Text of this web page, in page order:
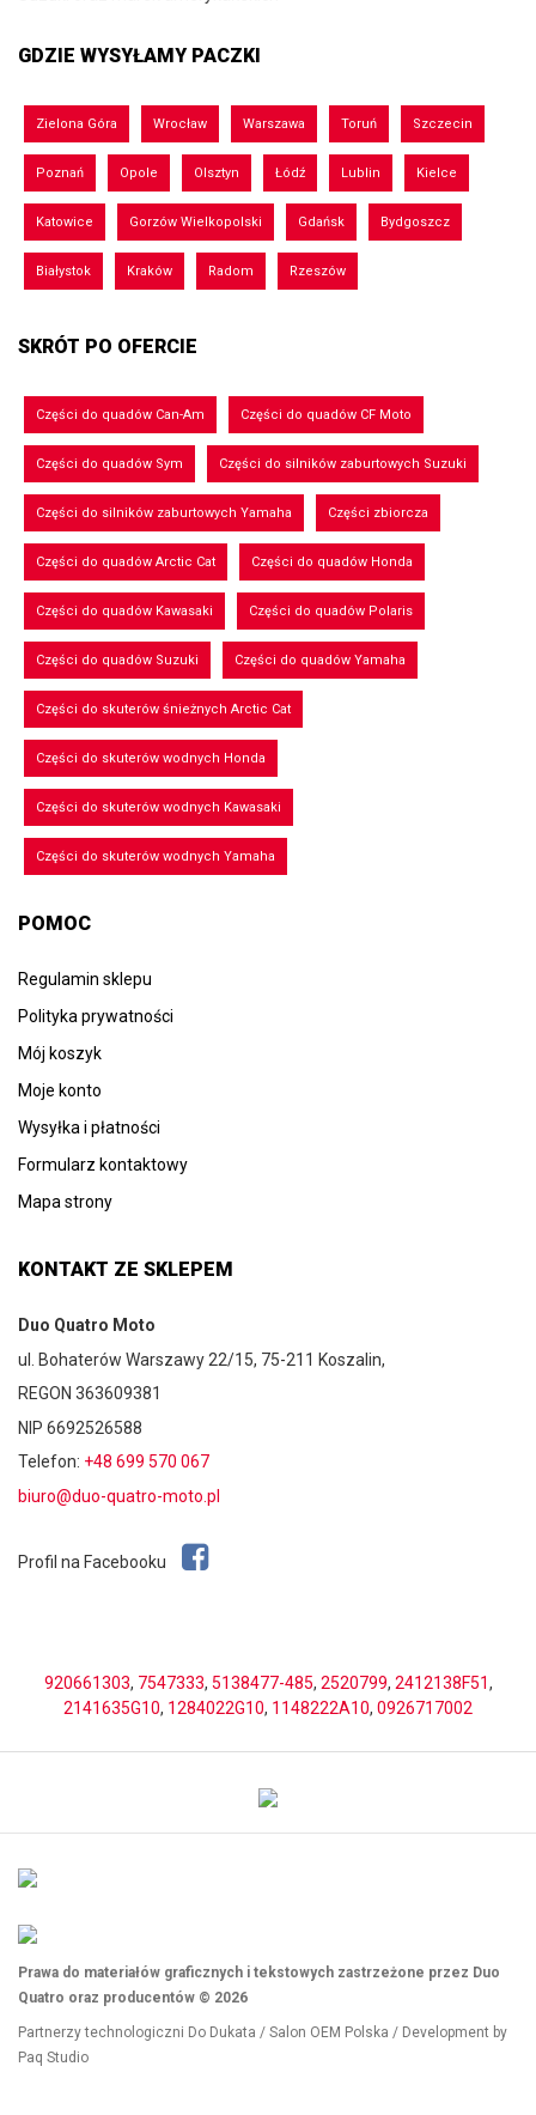
GDZIE WYSYŁAMY PACZKI
Zielona Góra Wrocław Warszawa Toruń Szczecin
Poznań Opole Olsztyn Łódź Lublin Kielce
Katowice Gorzów Wielkopolski Gdańsk Bydgoszcz
Białystok Kraków Radom Rzeszów
SKRÓT PO OFERCIE
Części do quadów Can-Am Części do quadów CF Moto
Części do quadów Sym Części do silników zaburtowych Suzuki
Części do silników zaburtowych Yamaha Części zbiorcza
Części do quadów Arctic Cat Części do quadów Honda
Części do quadów Kawasaki Części do quadów Polaris
Części do quadów Suzuki Części do quadów Yamaha
Części do skuterów śnieżnych Arctic Cat
Części do skuterów wodnych Honda
Części do skuterów wodnych Kawasaki
Części do skuterów wodnych Yamaha
POMOC
Regulamin sklepu
Polityka prywatności
Mój koszyk
Moje konto
Wysyłka i płatności
Formularz kontaktowy
Mapa strony
KONTAKT ZE SKLEPEM
Duo Quatro Moto
ul. Bohaterów Warszawy 22/15, 75-211 Koszalin,
REGON 363609381
NIP 6692526588
Telefon: +48 699 570 067
biuro@duo-quatro-moto.pl
Profil na Facebooku
920661303, 7547333, 5138477-485, 2520799, 2412138F51,
2141635G10, 1284022G10, 1148222A10, 0926717002
Prawa do materiałów graficznych i tekstowych zastrzeżone przez Duo
Quatro oraz producentów © 2026
Partnerzy technologiczni Do Dukata / Salon OEM Polska / Development by
Paq Studio